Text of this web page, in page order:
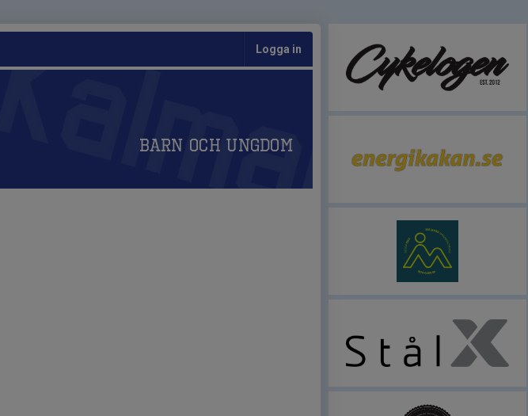
Logga in
Barn och Ungdom